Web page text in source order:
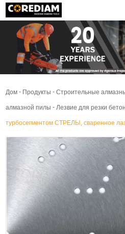
Дом - Продукты -Строительные
алмазной пилы - Лезвие для резки
турбосегментом СТРЕЛЫ, сваренное